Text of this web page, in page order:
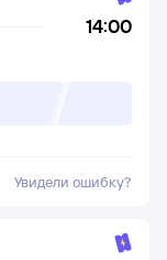
14:00
Увидели ошибку?